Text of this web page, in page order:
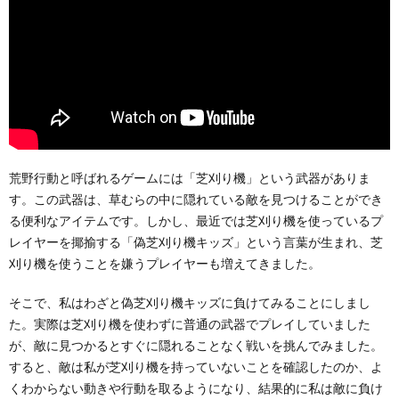
荒野行動と呼ばれるゲームには「芝刈り機」という武器がありま
す。この武器は、草むらの中に隠れている敵を見つけることができ
る便利なアイテムです。しかし、最近では芝刈り機を使っているプ
レイヤーを揶揄する「偽芝刈り機キッズ」という言葉が生まれ、芝
刈り機を使うことを嫌うプレイヤーも増えてきました。
そこで、私はわざと偽芝刈り機キッズに負けてみることにしまし
た。実際は芝刈り機を使わずに普通の武器でプレイしていました
が、敵に見つかるとすぐに隠れることなく戦いを挑んでみました。
すると、敵は私が芝刈り機を持っていないことを確認したのか、よ
くわからない動きや行動を取るようになり、結果的に私は敵に負け